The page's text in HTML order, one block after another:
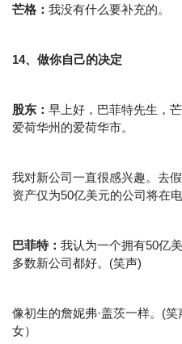
芒格： 我没有什么要补充的。
14、做你自己的决定
股东： 早上好，巴菲特先生，
爱荷华州的爱荷华市。
我对新公司一直很感兴趣。去
资产仅为50亿美元的公司将在
巴菲特： 我认为一个拥有50亿
多数新公司都好。(笑声)
像初生的詹妮弗·盖茨一样。(笑
女）